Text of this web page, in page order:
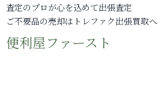
査定のプロが心を込めて出張査定
ご不要品の売却はトレファク出張買取へ
便利屋ファースト